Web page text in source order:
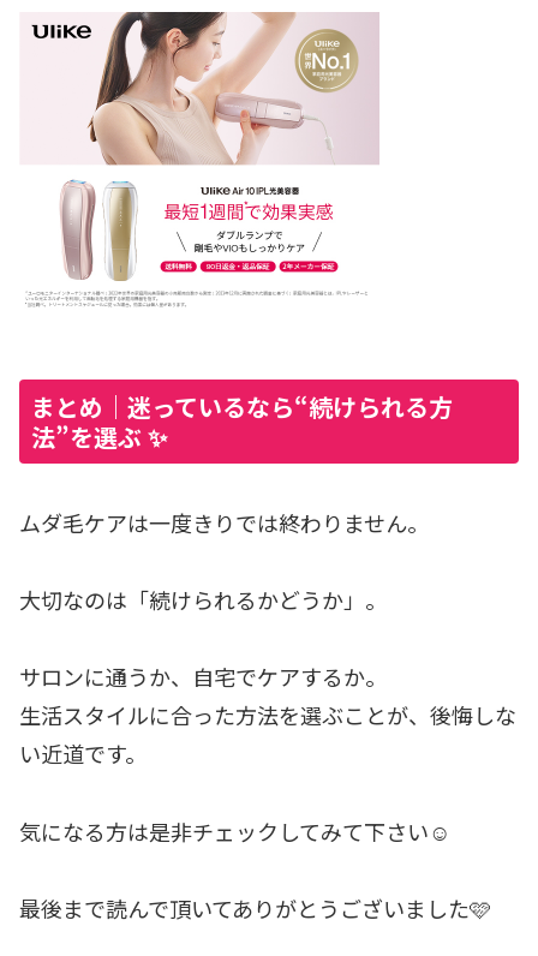
まとめ｜迷っているなら“続けられる方
法”を選ぶ ✨
ムダ毛ケアは一度きりでは終わりません。
大切なのは「続けられるかどうか」。
サロンに通うか、自宅でケアするか。
生活スタイルに合った方法を選ぶことが、後悔しな
い近道です。
気になる方は是非チェックしてみて下さい☺️
最後まで読んで頂いてありがとうございました🩷